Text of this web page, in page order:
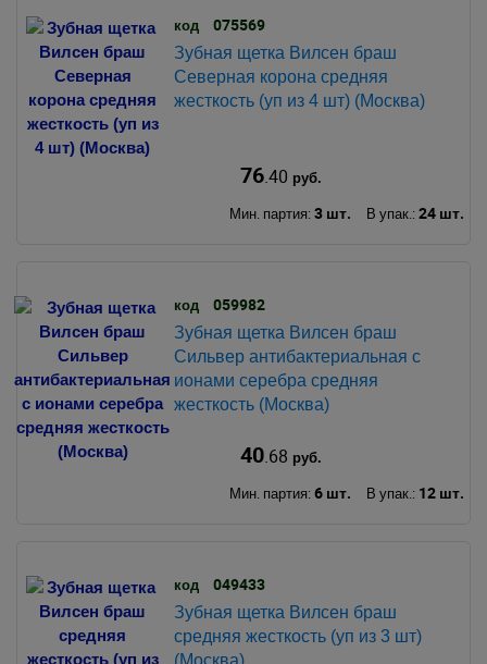
код 075569
Зубная щетка Вилсен браш
Северная корона средняя
жесткость (уп из 4 шт) (Москва)
76.40 руб.
Мин. партия: 3 шт. В упак.: 24 шт.
код 059982
Зубная щетка Вилсен браш
Сильвер антибактериальная с
ионами серебра средняя
жесткость (Москва)
40.68 руб.
Мин. партия: 6 шт. В упак.: 12 шт.
код 049433
Зубная щетка Вилсен браш
средняя жесткость (уп из 3 шт)
(Москва)